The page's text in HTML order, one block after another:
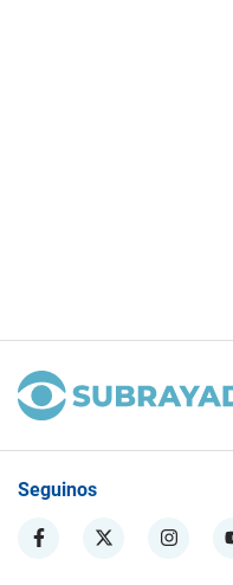
Seguinos